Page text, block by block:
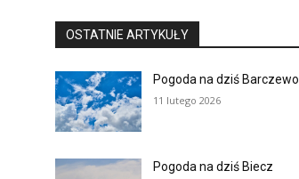
OSTATNIE ARTYKUŁY
Pogoda na dziś Barczewo
11 lutego 2026
Pogoda na dziś Biecz